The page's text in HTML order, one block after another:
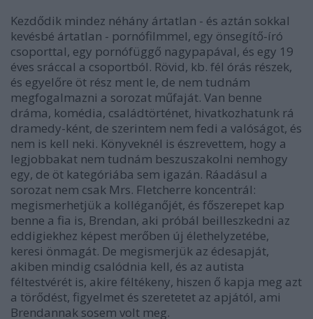
Kezdődik mindez néhány ártatlan - és aztán sokkal
kevésbé ártatlan - pornófilmmel, egy önsegítő-író
csoporttal, egy pornófüggő nagypapával, és egy 19
éves sráccal a csoportból. Rövid, kb. fél órás részek,
és egyelőre öt rész ment le, de nem tudnám
megfogalmazni a sorozat műfaját. Van benne
dráma, komédia, családtörténet, hivatkozhatunk rá
dramedy-ként, de szerintem nem fedi a valóságot, és
nem is kell neki. Könyveknél is észrevettem, hogy a
legjobbakat nem tudnám beszuszakolni nemhogy
egy, de öt kategóriába sem igazán. Ráadásul a
sorozat nem csak Mrs. Fletcherre koncentrál:
megismerhetjük a kolléganőjét, és főszerepet kap
benne a fia is, Brendan, aki próbál beilleszkedni az
eddigiekhez képest merőben új élethelyzetébe,
keresi önmagát. De megismerjük az édesapját,
akiben mindig csalódnia kell, és az autista
féltestvérét is, akire féltékeny, hiszen ő kapja meg azt
a törődést, figyelmet és szeretetet az apjától, ami
Brendannak sosem volt meg.